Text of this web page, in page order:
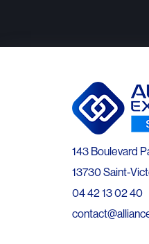
143 Boulevard
13730 Saint-
04 42 13 02 40